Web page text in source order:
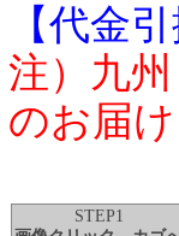
【代金
注）九
のお届
STEP1